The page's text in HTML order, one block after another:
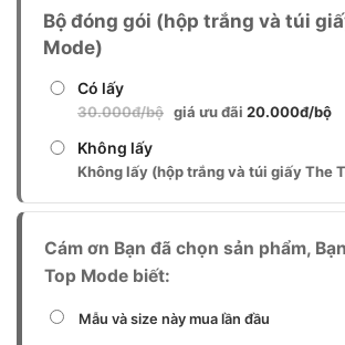
Bộ đóng gói (hộp trắng và túi
Mode)
Có lấy
30.000đ/bộ giá ưu đãi 20.000đ/bộ
Không lấy
Không lấy (hộp trắng và túi giấy The
Cám ơn Bạn đã chọn sản phẩm,
Top Mode biết:
Mẫu và size này mua lần đầu